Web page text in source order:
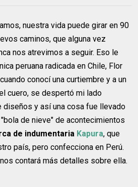
nuestra vida puede girar en 90
caminos, que alguna vez
nos atrevimos a seguir. Eso le
peruana radicada en Chile, Flor
conocí una curtiembre y a un
cuero, se despertó mi lado
diseños y así una cosa fue llevado
de nieve" de acontecimientos
de indumentaria Kapura, que
país, pero confecciona en Perú.
contará más detalles sobre ella.